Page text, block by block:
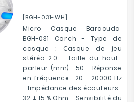
[BGH-031-WH]
Micro Casque Baracuda
BGH-031 Conch - Type de
casque : Casque de jeu
stéréo 2.0 - Taille du haut-
parleur (mm) : 50 - Réponse
en fréquence : 20 - 20000 Hz
- Impédance des écouteurs :
32 ± 15 % Ohm - Sensibilité du